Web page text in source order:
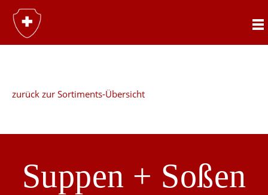
zurück zur Sortiments-Übersicht
Suppen + Soßen